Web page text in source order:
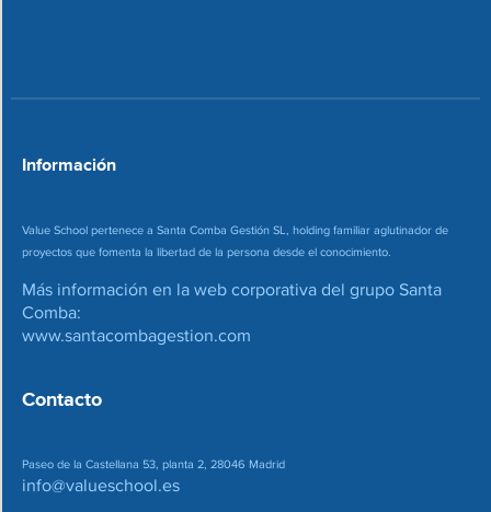
e
Información
Value School pertenece a Santa Comba Gestión SL, holding familiar aglutinador de
proyectos que fomenta la libertad de la persona desde el conocimiento.
Más información en la web corporativa del grupo Santa
Comba:
www.santacombagestion.com
Contacto
Paseo de la Castellana 53, planta 2, 28046 Madrid
info@valueschool.es